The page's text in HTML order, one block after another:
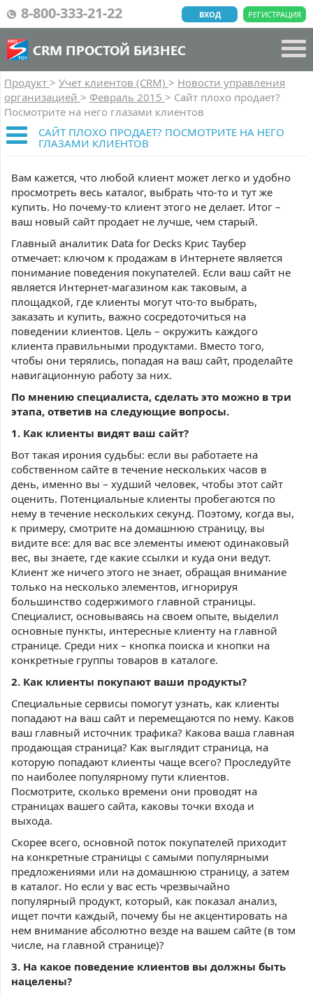
8-800-333-21-22 РЕГИСТРАЦИЯ
ВХОД
CRM ПРОСТОЙ БИЗНЕС
Продукт > Учет клиентов (CRM) > Новости управления
организацией > Февраль 2015 > Сайт плохо продает?
Посмотрите на него глазами клиентов
САЙТ ПЛОХО ПРОДАЕТ? ПОСМОТРИТЕ НА НЕГО
ГЛАЗАМИ КЛИЕНТОВ
Вам кажется, что любой клиент может легко и удобно
просмотреть весь каталог, выбрать что-то и тут же
купить. Но почему-то клиент этого не делает. Итог –
ваш новый сайт продает не лучше, чем старый.
Главный аналитик Data for Decks Крис Таубер
отмечает: ключом к продажам в Интернете является
понимание поведения покупателей. Если ваш сайт не
является Интернет-магазином как таковым, а
площадкой, где клиенты могут что-то выбрать,
заказать и купить, важно сосредоточиться на
поведении клиентов. Цель – окружить каждого
клиента правильными продуктами. Вместо того,
чтобы они терялись, попадая на ваш сайт, проделайте
навигационную работу за них.
По мнению специалиста, сделать это можно в три
этапа, ответив на следующие вопросы.
1. Как клиенты видят ваш сайт?
Вот такая ирония судьбы: если вы работаете на
собственном сайте в течение нескольких часов в
день, именно вы – худший человек, чтобы этот сайт
оценить. Потенциальные клиенты пробегаются по
нему в течение нескольких секунд. Поэтому, когда вы,
к примеру, смотрите на домашнюю страницу, вы
видите все: для вас все элементы имеют одинаковый
вес, вы знаете, где какие ссылки и куда они ведут.
Клиент же ничего этого не знает, обращая внимание
только на несколько элементов, игнорируя
большинство содержимого главной страницы.
Специалист, основываясь на своем опыте, выделил
основные пункты, интересные клиенту на главной
странице. Среди них – кнопка поиска и кнопки на
конкретные группы товаров в каталоге.
2. Как клиенты покупают ваши продукты?
Специальные сервисы помогут узнать, как клиенты
попадают на ваш сайт и перемещаются по нему. Каков
ваш главный источник трафика? Какова ваша главная
продающая страница? Как выглядит страница, на
которую попадают клиенты чаще всего? Проследуйте
по наиболее популярному пути клиентов.
Посмотрите, сколько времени они проводят на
страницах вашего сайта, каковы точки входа и
выхода.
Скорее всего, основной поток покупателей приходит
на конкретные страницы с самыми популярными
предложениями или на домашнюю страницу, а затем
в каталог. Но если у вас есть чрезвычайно
популярный продукт, который, как показал анализ,
ищет почти каждый, почему бы не акцентировать на
нем внимание абсолютно везде на вашем сайте (в том
числе, на главной странице)?
3. На какое поведение клиентов вы должны быть
нацелены?